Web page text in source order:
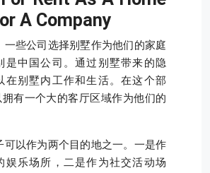
A Company
一些公司选择别墅作为他们的家庭
是中国公司。通过别墅带来的隐
在别墅内工作和生活。在这个部
有一个大的客厅区域作为他们的
可以作为两个目的地之一。一是作
娱乐场所，二是作为社交活动场